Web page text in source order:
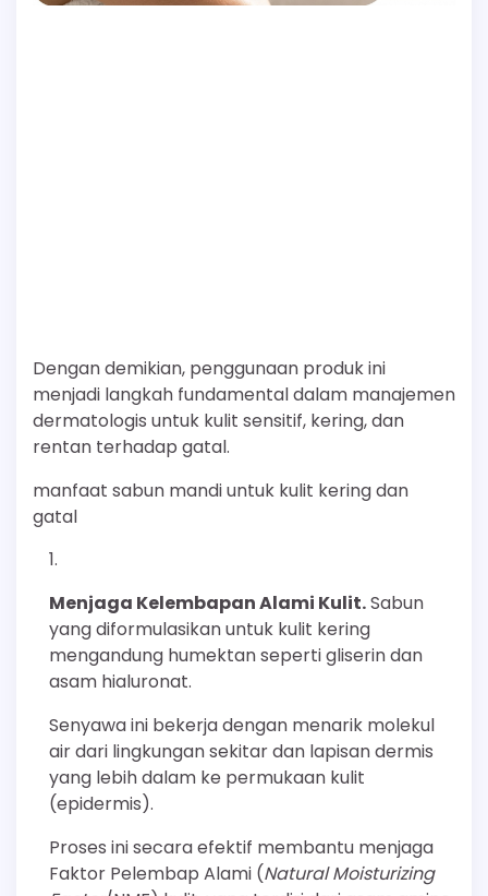
Dengan demikian, penggunaan produk ini
menjadi langkah fundamental dalam manajemen
dermatologis untuk kulit sensitif, kering, dan
rentan terhadap gatal.
manfaat sabun mandi untuk kulit kering dan
gatal
Menjaga Kelembapan Alami Kulit.Sabun
yang diformulasikan untuk kulit kering
mengandung humektan seperti gliserin dan
asam hialuronat.
Senyawa ini bekerja dengan menarik molekul
air dari lingkungan sekitar dan lapisan dermis
yang lebih dalam ke permukaan kulit
(epidermis).
Proses ini secara efektif membantu menjaga
Faktor Pelembap Alami (Natural Moisturizing